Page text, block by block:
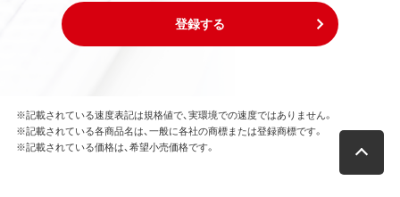
登録する
※記載されている速度表記は規格値で、実環境での速度ではありません。
※記載されている各商品名は、一般に各社の商標または登録商標です。
※記載されている価格は、希望小売価格です。